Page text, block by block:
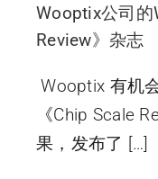
Wooptix公司的
Review》杂志
Wooptix 有机
《Chip Scale
果，发布了 […]